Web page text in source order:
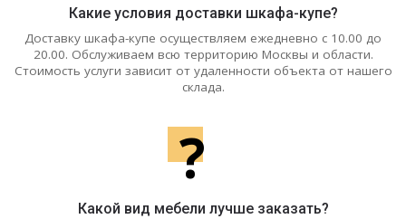
Какие условия доставки шкафа-купе?
Доставку шкафа-купе осуществляем ежедневно с 10.00 до
20.00. Обслуживаем всю территорию Москвы и области.
Стоимость услуги зависит от удаленности объекта от нашего
склада.
?
Какой вид мебели лучше заказать?